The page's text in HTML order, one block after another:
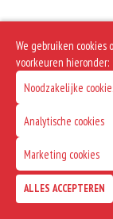
We gebruiken
voorkeuren hieronder:
Noodzakelijke
Analytische cookies
Marketing cookies
ALLES ACCEPTEREN